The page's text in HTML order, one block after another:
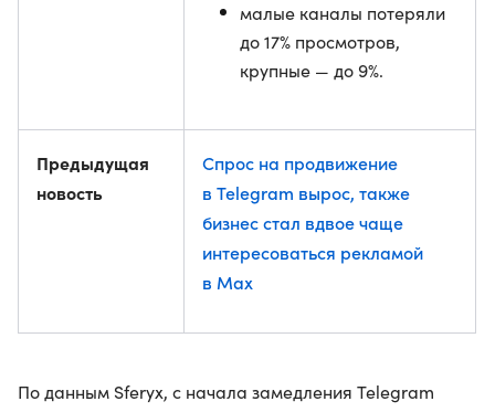
малые каналы потеряли
до 17% просмотров,
крупные — до 9%.
Предыдущая
новость
Спрос на продвижение
в Telegram вырос, также
бизнес стал вдвое чаще
интересоваться рекламой
в Max
По данным Sferyx, с начала замедления Telegram